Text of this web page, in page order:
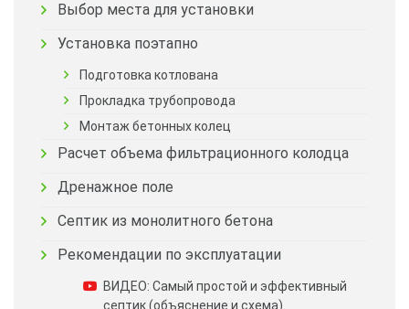
Выбор места для установки
Установка поэтапно
Подготовка котлована
Прокладка трубопровода
Монтаж бетонных колец
Расчет объема фильтрационного колодца
Дренажное поле
Септик из монолитного бетона
Рекомендации по эксплуатации
ВИДЕО: Самый простой и эффективный
септик (объяснение и схема).